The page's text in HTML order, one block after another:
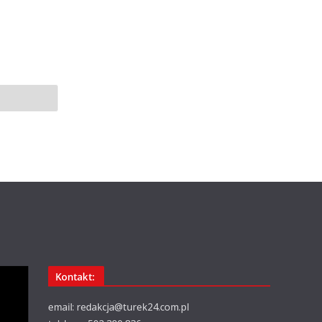
Kontakt:
email: redakcja@turek24.com.pl